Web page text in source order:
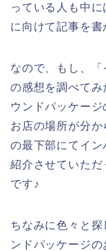
っている人も中
に向けて記事を書
なので、もし、
の感想を調べて
ウンドパッケー
お店の場所が分
の最下部にてイ
紹介させていた
です♪
ちなみに色々と
ンドパッケージの